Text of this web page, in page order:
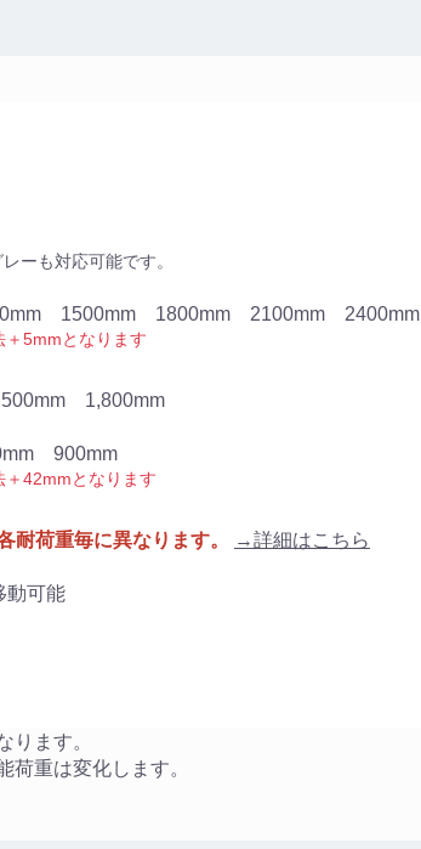
ーも対応可能です。
1500mm 1800mm 2100mm 2400mm
5mmとなります
1,800mm
900mm
42mmとなります
荷重毎に異なります。 →詳細はこちら
動可能
ます。
重は変化します。